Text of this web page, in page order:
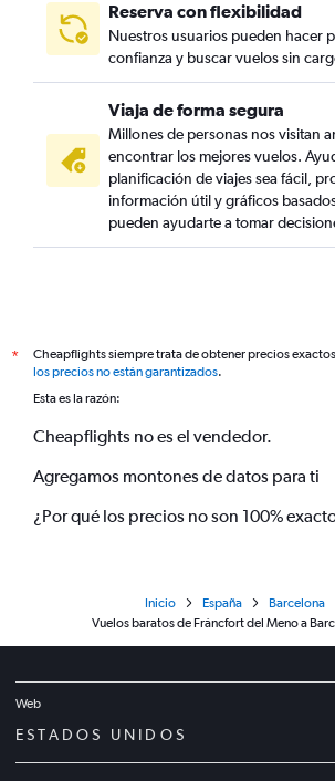
Reserva con flexibilidad
Nuestros usuarios pueden hacer
confianza y buscar vuelos sin
Viaja de forma segura
Millones de personas nos visitan
encontrar los mejores vuelos.
planificación de viajes sea fácil,
información útil y gráficos
pueden ayudarte a tomar
*
Cheapflights siempre trata de obtener precios
los precios no están garantizados.
Esta es la razón:
Cheapflights no es el vendedor.
Agregamos montones de datos para ti
¿Por qué los precios no son 100%
Inicio España
Barcelona
Vuelos baratos de Fráncfort del Meno a
Web
ESTADOS UNIDOS